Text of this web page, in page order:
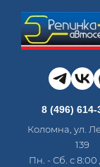
8 (496) 614-
Коломна, ул.
139
Пн. - Сб. с 8:00